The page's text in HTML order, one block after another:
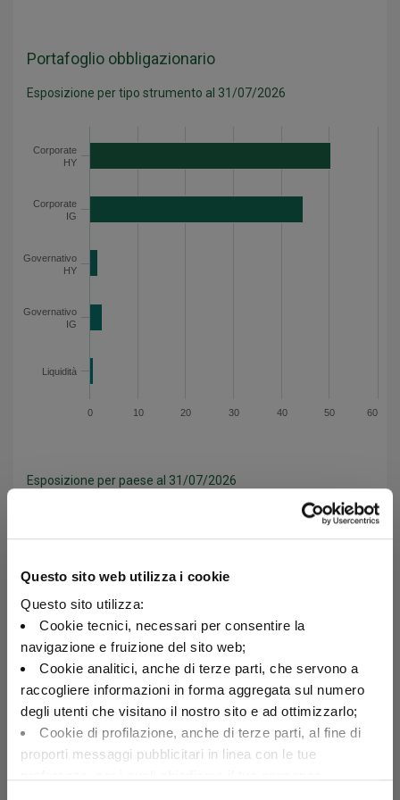
Questo sito web utilizza i cookie
Questo sito utilizza:
Cookie tecnici, necessari per consentire la
navigazione e fruizione del sito web;
Cookie analitici, anche di terze parti, che servono a
raccogliere informazioni in forma aggregata sul numero
degli utenti che visitano il nostro sito e ad ottimizzarlo;
Cookie di profilazione, anche di terze parti, al fine di
proporti messaggi pubblicitari in linea con le tue
Portafoglio obbligazionario
Esposizione per tipo strumento al 31/07/2026
Esposizione per tipo strumento - Dati del grafico
Corporate HY
Corporate IG
44.6
Governativo HY
1.6
Governativo IG
2.7
Corporate
HY
Corporate
IG
Governativo
HY
Governativo
IG
Liquidità
0 10 20 30 40 50 60
Esposizione per paese al 31/07/2026
Italia
15.7
Stati Uniti d'America
14
Germania
Spagna
6.2
Regno Unito
6
Giappone
4.5
Israele
2.4
Lussemburgo
2.2
Francia
Stati
Uniti